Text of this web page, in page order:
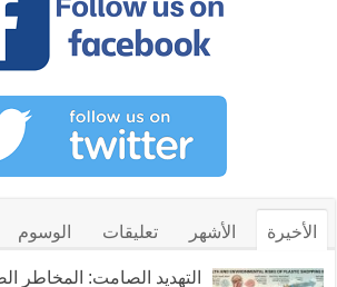
الأخيرة الأشهر تعليقات الوسوم
التهديد الصامت: المخاطر